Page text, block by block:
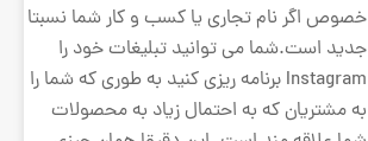
خصوص اگر نام تجاری یا کسب و کار شما نسبتا
جدید است.شما می توانید تبلیغات خود را
Instagram برنامه ریزی کنید به طوری که شما را
به مشتریان که به احتمال زیاد به محصولات